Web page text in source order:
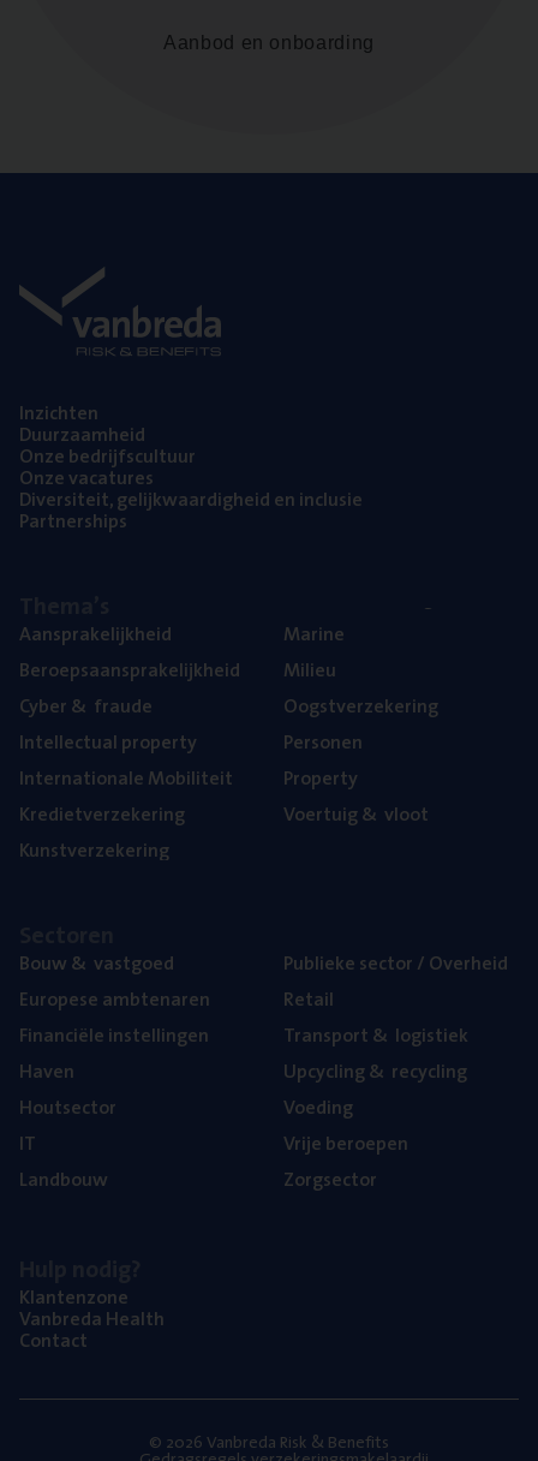
Aanbod en onboarding
Inzich­ten
Duur­zaam­heid
Onze bedrijfs­cul­tuur
Onze vaca­tu­res
Diver­si­teit, gelijk­waar­dig­heid en inclusie
Part­ner­ships
Aan­spra­ke­lijk­heid
Beroeps­aan­spra­ke­lijk­heid
Cyber& fraude
Intel­lec­tu­al property
Inter­na­ti­o­na­le Mobiliteit
Kre­diet­ver­ze­ke­ring
Kunst­ver­ze­ke­ring
Mari­ne
Mili­eu
Oogst­ver­ze­ke­ring
Per­so­nen
Pro­per­ty
Voer­tuig& vloot
Bouw& vastgoed
Euro­pe­se ambtenaren
Finan­ci­ë­le instellingen
Haven
Hout­sec­tor
IT
Land­bouw
Publie­ke sec­tor / Overheid
Retail
Trans­port& logistiek
Upcy­cling& recycling
Voe­ding
Vrije beroe­pen
Zorg­sec­tor
Klan­ten­zo­ne
Van­b­re­da Health
Con­tact
© 2026 Vanbreda Risk & Benefits